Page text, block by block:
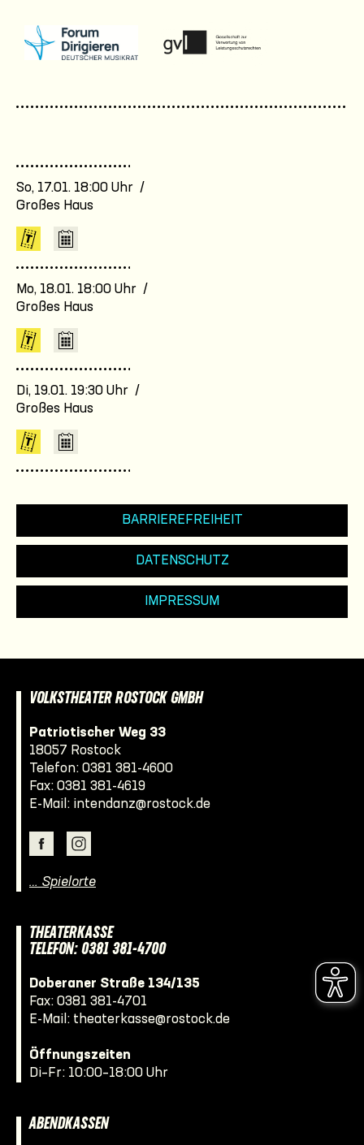
So, 17.01. 18:00 Uhr /
Großes Haus
Mo, 18.01. 18:00 Uhr /
Großes Haus
Di, 19.01. 19:30 Uhr /
Großes Haus
BARRIEREFREIHEIT
DATENSCHUTZ
IMPRESSUM
VOLKSTHEATER ROSTOCK GMBH
Patriotischer Weg 33
18057 Rostock
Telefon: 0381 381-4600
Fax: 0381 381-4619
E-Mail: intendanz@rostock.de
… Spielorte
THEATERKASSE
TELEFON: 0381 381-4700
Doberaner Straße 134/135
Fax: 0381 381-4701
E-Mail: theaterkasse@rostock.de
Öffnungszeiten
Di–Fr: 10:00–18:00 Uhr
ABENDKASSEN